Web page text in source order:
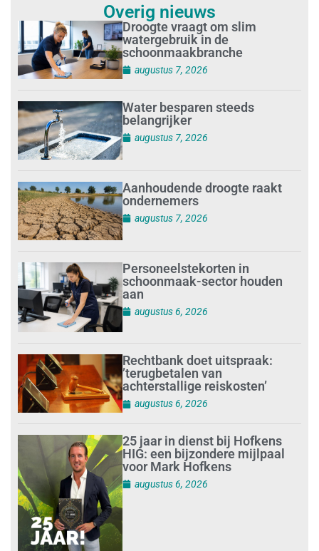
Overig nieuws
Droogte vraagt om slim
watergebruik in de
schoonmaakbranche
augustus 7, 2026
Water besparen steeds
belangrijker
augustus 7, 2026
Aanhoudende droogte raakt
ondernemers
augustus 7, 2026
Personeelstekorten in
schoonmaak-sector houden
aan
augustus 6, 2026
Rechtbank doet uitspraak:
’terugbetalen van
achterstallige reiskosten’
augustus 6, 2026
25 jaar in dienst bij Hofkens
HIG: een bijzondere mijlpaal
voor Mark Hofkens
augustus 6, 2026